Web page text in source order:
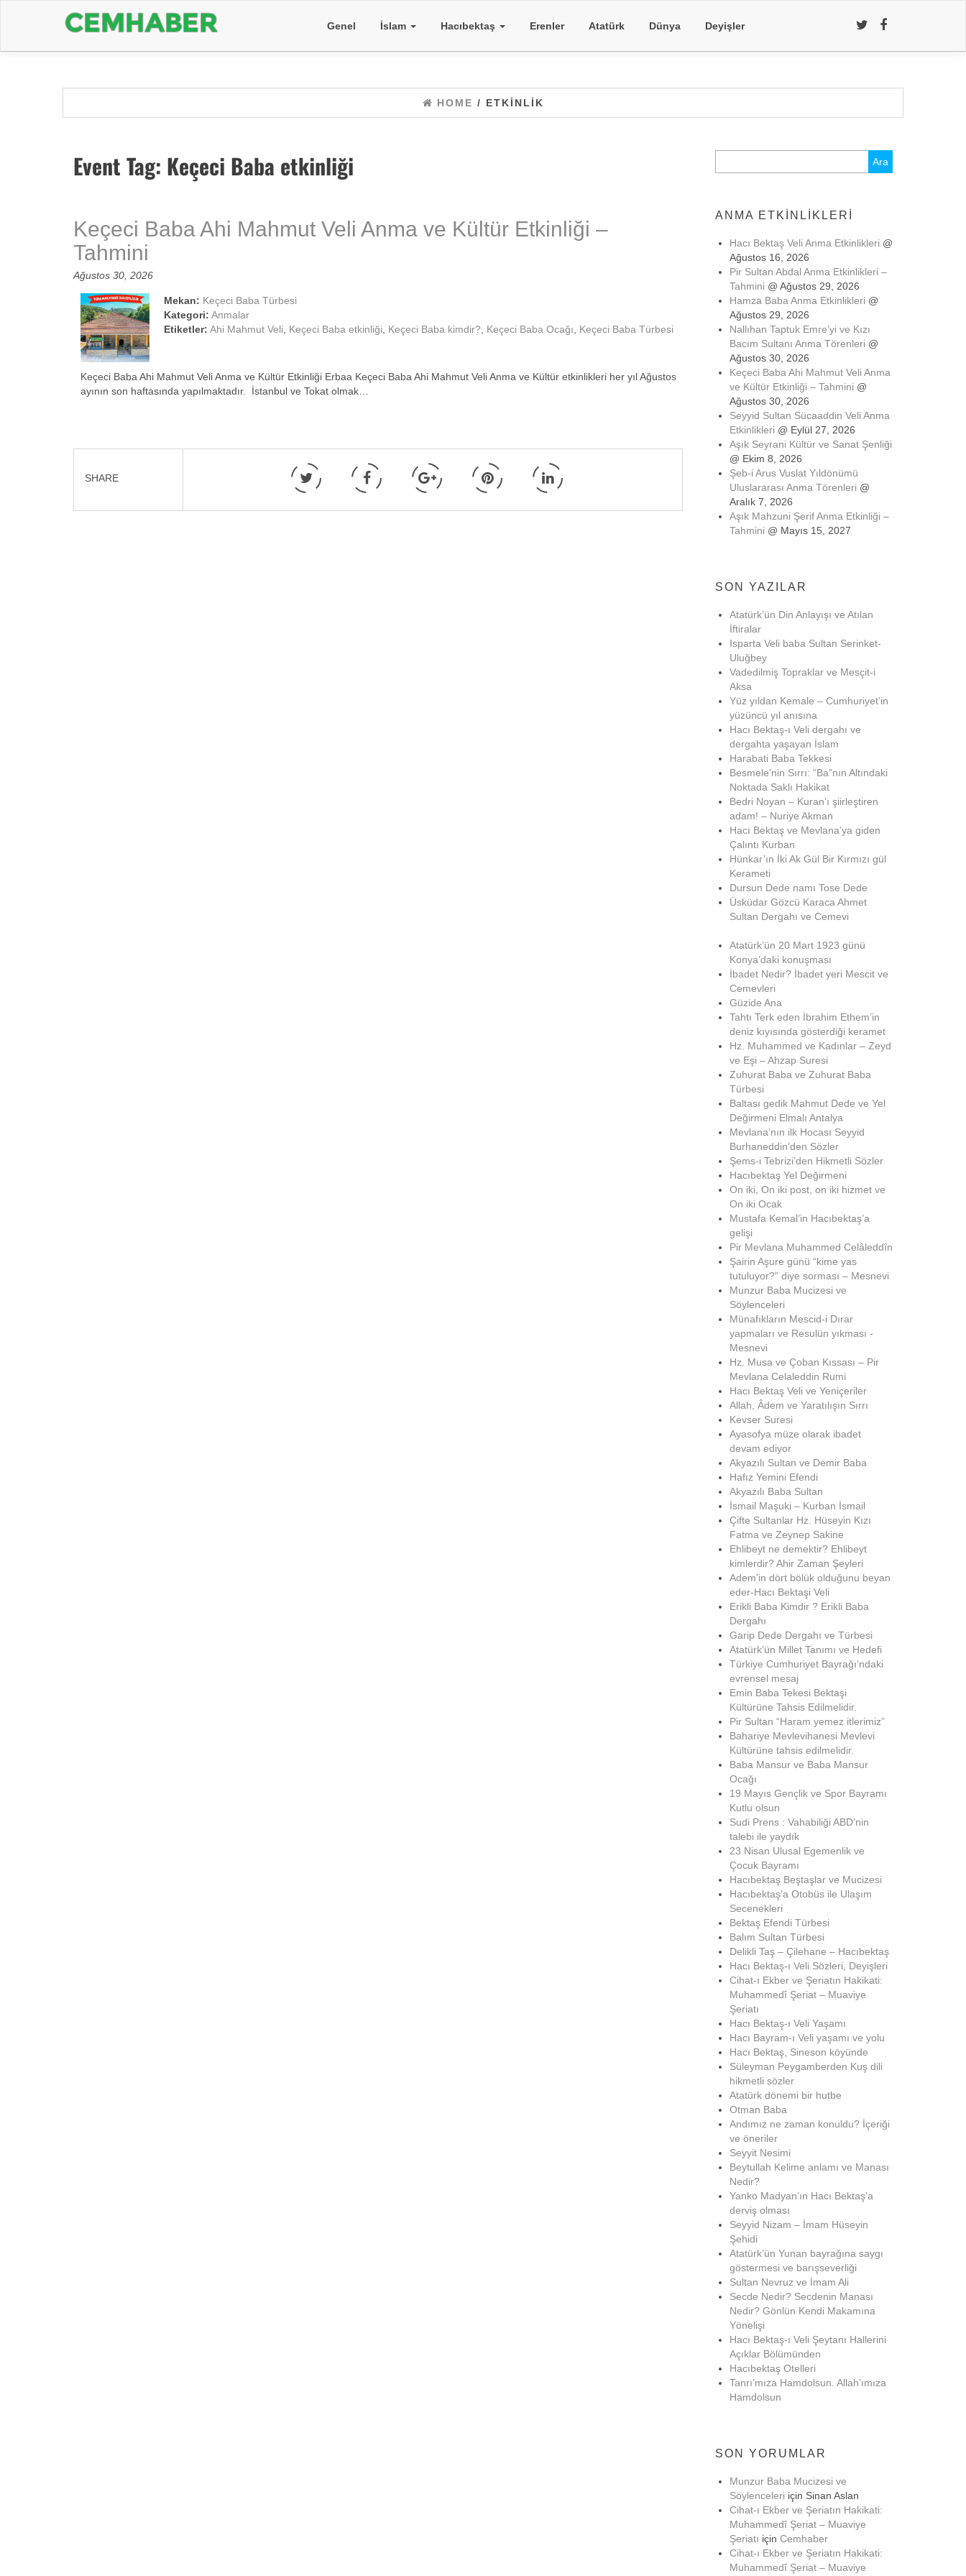
Genel İslam Hacıbektaş Erenler Atatürk Dünya Deyişler
HOME / ETKINLIK
Event Tag: Keçeci Baba etkinliği
Keçeci Baba Ahi Mahmut Veli Anma ve Kültür Etkinliği –
Tahmini
Ağustos 30, 2026
Mekan: Keçeci Baba Türbesi
Kategori: Anmalar
Etiketler: Ahi Mahmut Veli Keçeci Baba etkinliği Keçeci Baba kimdir? Keçeci Baba Ocağı Keçeci Baba Türbesi
Keçeci Baba Ahi Mahmut Veli Anma ve Kültür Etkinliği Erbaa Keçeci Baba Ahi Mahmut Veli Anma ve Kültür etkinlikleri her yıl Ağustos
ayının son haftasında yapılmaktadır. İstanbul ve Tokat olmak…
SHARE
ANMA ETKINLIKLERI
Hacı Bektaş Veli Anma Etkinlikleri @
Ağustos 16, 2026
Pir Sultan Abdal Anma Etkinlikleri –
Tahmini @ Ağustos 29, 2026
Hamza Baba Anma Etkinlikleri @
Ağustos 29, 2026
Nallıhan Taptuk Emre’yi ve Kızı
Bacım Sultanı Anma Törenleri @
Ağustos 30, 2026
Keçeci Baba Ahi Mahmut Veli Anma
ve Kültür Etkinliği – Tahmini @
Ağustos 30, 2026
Seyyid Sultan Sücaaddin Veli Anma
Etkinlikleri @ Eylül 27, 2026
Aşık Seyrani Kültür ve Sanat Şenliği
@ Ekim 8, 2026
Şeb-i Arus Vuslat Yıldönümü
Uluslararası Anma Törenleri @
Aralık 7, 2026
Aşık Mahzuni Şerif Anma Etkinliği –
Tahmini @ Mayıs 15, 2027
SON YAZILAR
Atatürk’ün Din Anlayışı ve Atılan
İftiralar
Isparta Veli baba Sultan Serinket-
Uluğbey
Vadedilmiş Topraklar ve Mesçit-i
Aksa
Yüz yıldan Kemale – Cumhuriyet’in
yüzüncü yıl anısına
Hacı Bektaş-ı Veli dergahı ve
dergahta yaşayan İslam
Harabati Baba Tekkesi
Besmele’nin Sırrı: “Ba”nın Altındaki
Noktada Saklı Hakikat
Bedri Noyan – Kuran’ı şiirleştiren
adam! – Nuriye Akman
Hacı Bektaş ve Mevlana’ya giden
Çalıntı Kurban
Hünkar’ın İki Ak Gül Bir Kırmızı gül
Kerameti
Dursun Dede namı Tose Dede
Üsküdar Gözcü Karaca Ahmet
Sultan Dergahı ve Cemevi
Atatürk’ün 20 Mart 1923 günü
Konya’daki konuşması
İbadet Nedir? İbadet yeri Mescit ve
Cemevleri
Güzide Ana
Tahtı Terk eden İbrahim Ethem’in
deniz kıyısında gösterdiği keramet
Hz. Muhammed ve Kadınlar – Zeyd
ve Eşi – Ahzap Suresi
Zuhurat Baba ve Zuhurat Baba
Türbesi
Baltası gedik Mahmut Dede ve Yel
Değirmeni Elmalı Antalya
Mevlana’nın ilk Hocası Seyyid
Burhaneddin’den Sözler
Şems-i Tebrizi’den Hikmetli Sözler
Hacıbektaş Yel Değirmeni
On iki, On iki post, on iki hizmet ve
On iki Ocak
Mustafa Kemal’in Hacıbektaş’a
gelişi
Pir Mevlana Muhammed Celâleddîn
Şairin Aşure günü “kime yas
tutuluyor?” diye sorması – Mesnevi
Munzur Baba Mucizesi ve
Söylenceleri
Münafıkların Mescid-i Dırar
yapmaları ve Resulün yıkması -
Mesnevi
Hz. Musa ve Çoban Kıssası – Pir
Mevlana Celaleddin Rumi
Hacı Bektaş Veli ve Yeniçeriler
Allah, Âdem ve Yaratılışın Sırrı
Kevser Suresi
Ayasofya müze olarak ibadet
devam ediyor
Akyazılı Sultan ve Demir Baba
Hafız Yemini Efendi
Akyazılı Baba Sultan
İsmail Maşuki – Kurban İsmail
Çifte Sultanlar Hz. Hüseyin Kızı
Fatma ve Zeynep Sakine
Ehlibeyt ne demektir? Ehlibeyt
kimlerdir? Ahir Zaman Şeyleri
Adem’in dört bölük olduğunu beyan
eder-Hacı Bektaşi Veli
Erikli Baba Kimdir ? Erikli Baba
Dergahı
Garip Dede Dergahı ve Türbesi
Atatürk’ün Millet Tanımı ve Hedefi
Türkiye Cumhuriyet Bayrağı’ndaki
evrensel mesaj
Emin Baba Tekesi Bektaşi
Kültürüne Tahsis Edilmelidir.
Pir Sultan “Haram yemez itlerimiz”
Bahariye Mevlevihanesi Mevlevi
Kültürüne tahsis edilmelidir.
Baba Mansur ve Baba Mansur
Ocağı
19 Mayıs Gençlik ve Spor Bayramı
Kutlu olsun
Sudi Prens : Vahabiliği ABD’nin
talebi ile yaydık
23 Nisan Ulusal Egemenlik ve
Çocuk Bayramı
Hacıbektaş Beştaşlar ve Mucizesi
Hacıbektaş’a Otobüs ile Ulaşım
Secenekleri
Bektaş Efendi Türbesi
Balım Sultan Türbesi
Delikli Taş – Çilehane – Hacıbektaş
Hacı Bektaş-ı Veli Sözleri, Deyişleri
Cihat-ı Ekber ve Şeriatın Hakikati:
Muhammedî Şeriat – Muaviye
Şeriatı
Hacı Bektaş-ı Veli Yaşamı
Hacı Bayram-ı Veli yaşamı ve yolu
Hacı Bektaş, Sineson köyünde
Süleyman Peygamberden Kuş dili
hikmetli sözler
Atatürk dönemi bir hutbe
Otman Baba
Andımız ne zaman konuldu? İçeriği
ve öneriler
Seyyit Nesimi
Beytullah Kelime anlamı ve Manası
Nedir?
Yanko Madyan’ın Hacı Bektaş’a
derviş olması
Seyyid Nizam – İmam Hüseyin
Şehidi
Atatürk’ün Yunan bayrağına saygı
göstermesi ve barışseverliği
Sultan Nevruz ve İmam Ali
Secde Nedir? Secdenin Manası
Nedir? Gönlün Kendi Makamına
Yönelişi
Hacı Bektaş-ı Veli Şeytanı Hallerini
Açıklar Bölümünden
Hacıbektaş Otelleri
Tanrı’mıza Hamdolsun. Allah’ımıza
Hamdolsun
SON YORUMLAR
Munzur Baba Mucizesi ve
Söylenceleri için Sinan Aslan
Cihat-ı Ekber ve Şeriatın Hakikati:
Muhammedî Şeriat – Muaviye
Şeriatı için Cemhaber
Cihat-ı Ekber ve Şeriatın Hakikati:
Muhammedî Şeriat – Muaviye